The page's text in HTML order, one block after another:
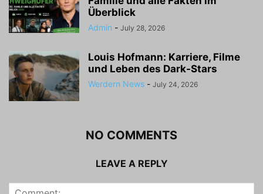
Überblick
Admin - July 28, 2026
Louis Hofmann: Karriere, Filme
und Leben des Dark-Stars
Werdern News - July 24, 2026
NO COMMENTS
LEAVE A REPLY